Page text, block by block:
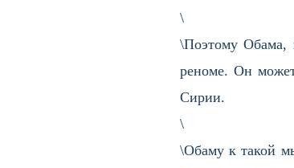
\
\Поэтому Обама,
реноме. Он
Сирии.
\
\Обаму к такой